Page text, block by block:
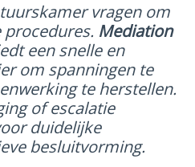
vragen om
Mediation
een snelle en
om spanningen te
te herstellen.
of escalatie
duidelijke
besluitvorming.